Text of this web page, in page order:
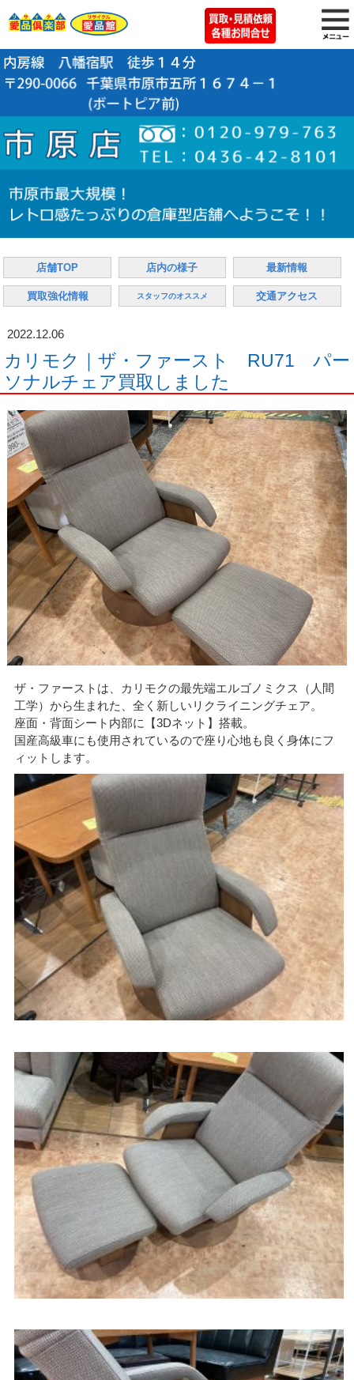
店舗TOP 店内の様子 最新情報
買取強化情報 スタッフのオススメ 交通アクセス
2022.12.06
カリモク｜ザ・ファースト RU71 パー
ソナルチェア買取しました
ザ・ファーストは、カリモクの最先端エルゴノミクス（人間
工学）から生まれた、全く新しいリクライニングチェア。
座面・背面シート内部に【3Dネット】搭載。
国産高級車にも使用されているので座り心地も良く身体にフ
ィットします。